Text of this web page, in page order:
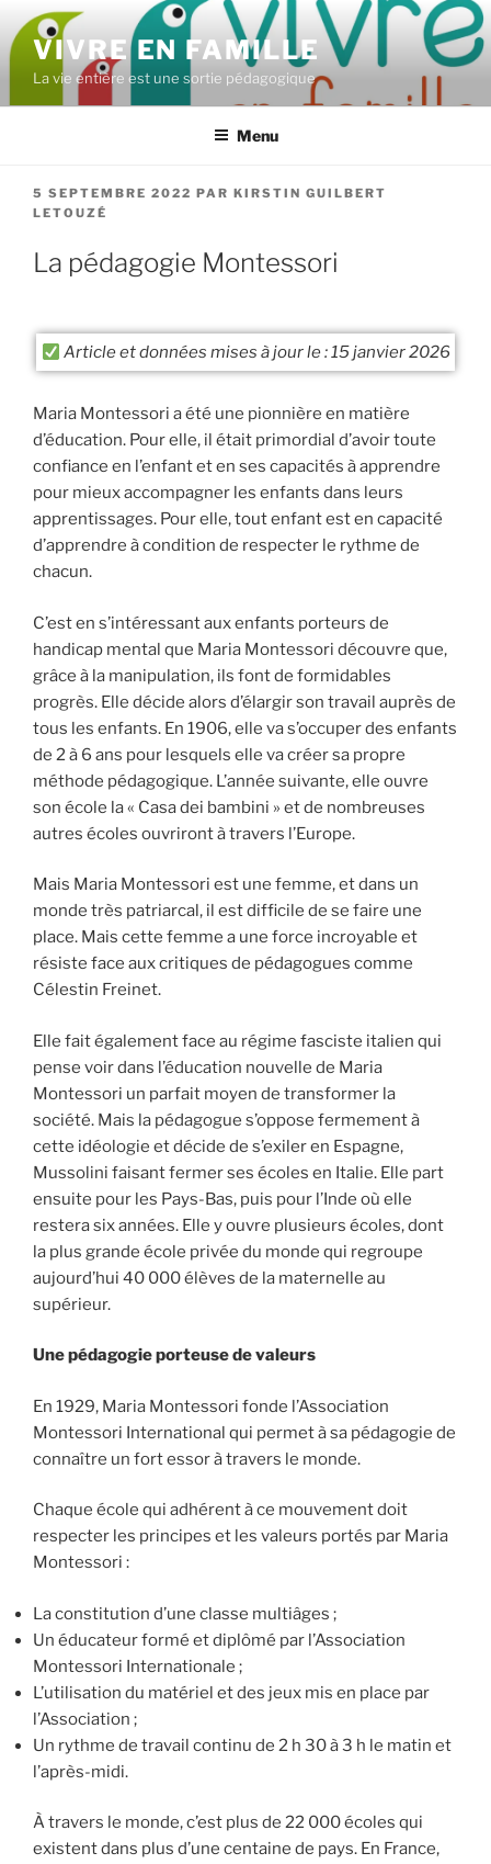
Aller
au
contenuVIVRE EN FAMILLE
La vie entière est une sortie pédagogique
Menu
PUBLIÉ
LE
5 SEPTEMBRE 2022 PAR KIRSTIN GUILBERT
LETOUZÉ
La pédagogie Montessori
Article et données mises à jour le : 15 janvier 2026
Maria Montessori a été une pionnière en matière
d’éducation. Pour elle, il était primordial d’avoir toute
confiance en l’enfant et en ses capacités à apprendre
pour mieux accompagner les enfants dans leurs
apprentissages. Pour elle, tout enfant est en capacité
d’apprendre à condition de respecter le rythme de
chacun.
C’est en s’intéressant aux enfants porteurs de
handicap mental que Maria Montessori découvre que,
grâce à la manipulation, ils font de formidables
progrès. Elle décide alors d’élargir son travail auprès de
tous les enfants. En 1906, elle va s’occuper des enfants
de 2 à 6 ans pour lesquels elle va créer sa propre
méthode pédagogique. L’année suivante, elle ouvre
son école la « Casa dei bambini » et de nombreuses
autres écoles ouvriront à travers l’Europe.
Mais Maria Montessori est une femme, et dans un
monde très patriarcal, il est difficile de se faire une
place. Mais cette femme a une force incroyable et
résiste face aux critiques de pédagogues comme
Célestin Freinet.
Elle fait également face au régime fasciste italien qui
pense voir dans l’éducation nouvelle de Maria
Montessori un parfait moyen de transformer la
société. Mais la pédagogue s’oppose fermement à
cette idéologie et décide de s’exiler en Espagne,
Mussolini faisant fermer ses écoles en Italie. Elle part
ensuite pour les Pays-Bas, puis pour l’Inde où elle
restera six années. Elle y ouvre plusieurs écoles, dont
la plus grande école privée du monde qui regroupe
aujourd’hui 40 000 élèves de la maternelle au
supérieur.
Une pédagogie porteuse de valeurs
En 1929, Maria Montessori fonde l’Association
Montessori International qui permet à sa pédagogie de
connaître un fort essor à travers le monde.
Chaque école qui adhérent à ce mouvement doit
respecter les principes et les valeurs portés par Maria
Montessori :
La constitution d’une classe multiâges ;
Un éducateur formé et diplômé par l’Association
Montessori Internationale ;
L’utilisation du matériel et des jeux mis en place par
l’Association ;
Un rythme de travail continu de 2 h 30 à 3 h le matin et
l’après-midi.
À travers le monde, c’est plus de 22 000 écoles qui
existent dans plus d’une centaine de pays. En France,